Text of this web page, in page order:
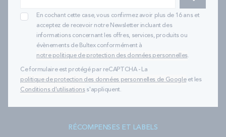
En cochant cette case, vous confirmez avoir plus de 16 ans et
acceptez de recevoir notre Newsletter incluant des
informations concernant les offres, services, produits ou
évènements de Bultex conformément à
notre politique de protection des données personnelles.
Ce formulaire est protégé par reCAPTCHA - La
politique de protection des données personnelles de Googleet les
Conditions d'utilisationss'appliquent.
RÉCOMPENSES ET LABELS